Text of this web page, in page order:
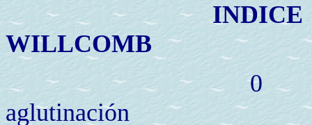
INDICE
WILLCOMB
aglutinación